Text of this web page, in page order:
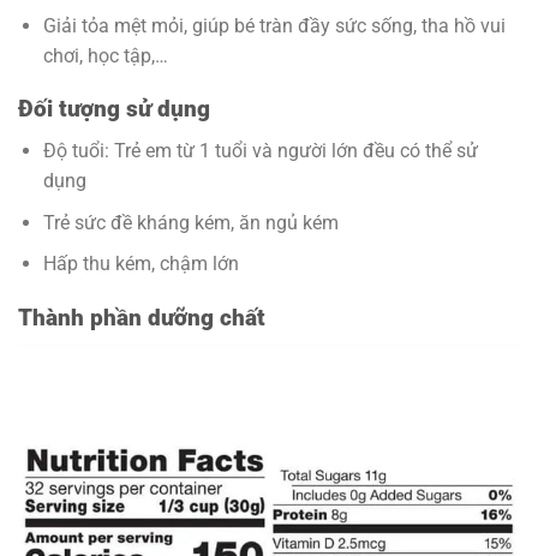
Giải tỏa mệt mỏi, giúp bé tràn đầy sức sống, tha hồ vui
chơi, học tập,…
Đối tượng sử dụng
Độ tuổi: Trẻ em từ 1 tuổi và người lớn đều có thể sử
dụng
Trẻ sức đề kháng kém, ăn ngủ kém
Hấp thu kém, chậm lớn
Thành phần dưỡng chất